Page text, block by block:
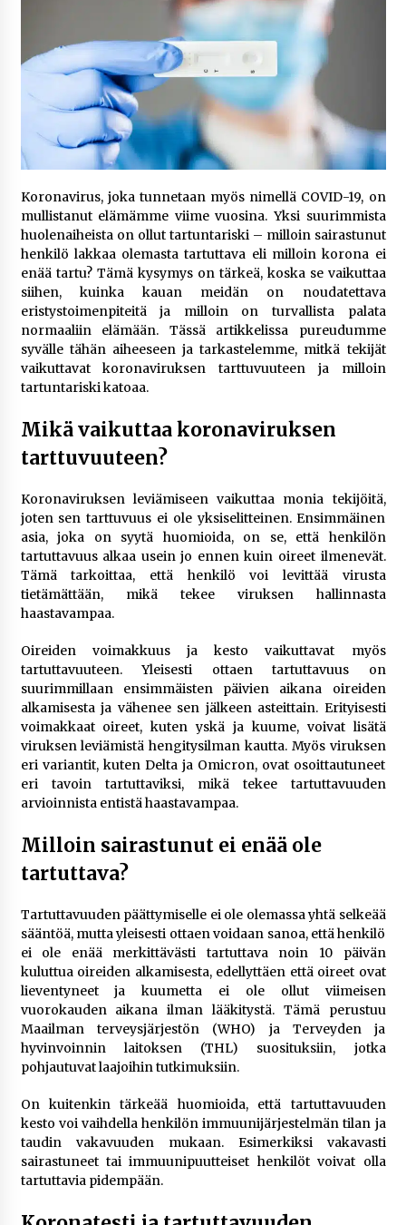
5 päivää sitten
Netflix, YouTube, TikTok, pelit ja nettikasinot
osana samaa ilmiötä
1 viikko sitten
Jaakko Selin puoliso Simo – pitkä
rakkaustarina, elämäntyö ja ura
Näin pikakasinot nopeuttavat kotiutuksia
2 viikkoa sitten
Nina Rung – rikollisuuden tutkija ja väkivallan
ehkäisyn näkyvä ääni
2 viikkoa sitten
Pia Töyli – tapaus, joka jäi osaksi Suomen
3 viikkoa sitten
– asiantuntijalausunto
3 viikkoa sitten
Uutisankkuri Jan Andersson vaimo – faktat ja
huhut
3 viikkoa sitten
Pamela Anderson ikä, ura ja elämä
4 viikkoa sitten
10 euron talletuskasinot ja pikamaksut: mitä
suomalaisten pelaajien on hyvä tietää
4 viikkoa sitten
Koronavirus, joka tunnetaan myös nimellä COVID-19, on
mullistanut elämämme viime vuosina. Yksi suurimmista
huolenaiheista on ollut tartuntariski – milloin sairastunut
henkilö lakkaa olemasta tartuttava eli milloin korona ei
enää tartu? Tämä kysymys on tärkeä, koska se vaikuttaa
siihen, kuinka kauan meidän on noudatettava
eristystoimenpiteitä ja milloin on turvallista palata
normaaliin elämään. Tässä artikkelissa pureudumme
syvälle tähän aiheeseen ja tarkastelemme, mitkä tekijät
vaikuttavat koronaviruksen tarttuvuuteen ja milloin
tartuntariski katoaa.
Mikä vaikuttaa koronaviruksen
tarttuvuuteen?
Koronaviruksen leviämiseen vaikuttaa monia tekijöitä,
joten sen tarttuvuus ei ole yksiselitteinen. Ensimmäinen
asia, joka on syytä huomioida, on se, että henkilön
tartuttavuus alkaa usein jo ennen kuin oireet ilmenevät.
Tämä tarkoittaa, että henkilö voi levittää virusta
tietämättään, mikä tekee viruksen hallinnasta
haastavampaa.
Oireiden voimakkuus ja kesto vaikuttavat myös
tartuttavuuteen. Yleisesti ottaen tartuttavuus on
suurimmillaan ensimmäisten päivien aikana oireiden
alkamisesta ja vähenee sen jälkeen asteittain. Erityisesti
voimakkaat oireet, kuten yskä ja kuume, voivat lisätä
viruksen leviämistä hengitysilman kautta. Myös viruksen
eri variantit, kuten Delta ja Omicron, ovat osoittautuneet
eri tavoin tartuttaviksi, mikä tekee tartuttavuuden
arvioinnista entistä haastavampaa.
Milloin sairastunut ei enää ole
tartuttava?
Tartuttavuuden päättymiselle ei ole olemassa yhtä selkeää
sääntöä, mutta yleisesti ottaen voidaan sanoa, että henkilö
ei ole enää merkittävästi tartuttava noin 10 päivän
kuluttua oireiden alkamisesta, edellyttäen että oireet ovat
lieventyneet ja kuumetta ei ole ollut viimeisen
vuorokauden aikana ilman lääkitystä. Tämä perustuu
Maailman terveysjärjestön (WHO) ja Terveyden ja
hyvinvoinnin laitoksen (THL) suosituksiin, jotka
pohjautuvat laajoihin tutkimuksiin.
On kuitenkin tärkeää huomioida, että tartuttavuuden
kesto voi vaihdella henkilön immuunijärjestelmän tilan ja
taudin vakavuuden mukaan. Esimerkiksi vakavasti
sairastuneet tai immuunipuutteiset henkilöt voivat olla
tartuttavia pidempään.